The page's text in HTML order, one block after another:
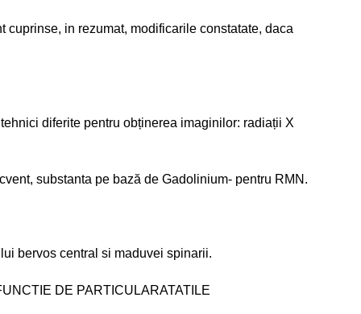
in rezumat, modificarile constatate, daca
diferite pentru obținerea imaginilor: radiații X
substanta pe bază de Gadolinium- pentru RMN.
bervos central si maduvei spinarii.
DE PARTICULARATATILE